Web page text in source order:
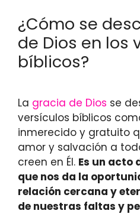
¿Cómo se
de Dios en los
bíblicos?
La gracia de Dios se
versículos bíblicos
inmerecido y gratuito
amor y salvación a
creen en Él. Es un acto
que nos da la
relación cercana y
de nuestras faltas y